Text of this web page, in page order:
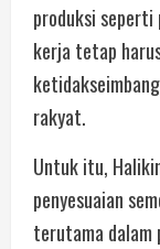
produksi seperti
kerja tetap
rakyat.
Untuk itu,
penyesuaian
terutama dalam